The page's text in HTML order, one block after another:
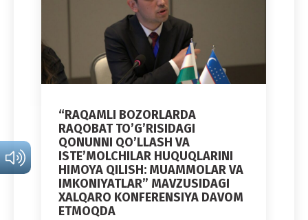
“RAQAMLI BOZORLARDA
RAQOBAT TO’G’RISIDAGI
QONUNNI QO’LLASH VA
ISTEʼMOLCHILAR HUQUQLARINI
HIMOYA QILISH: MUAMMOLAR VA
IMKONIYATLAR” MAVZUSIDAGI
XALQARO KONFERENSIYA DAVOM
ETMOQDA